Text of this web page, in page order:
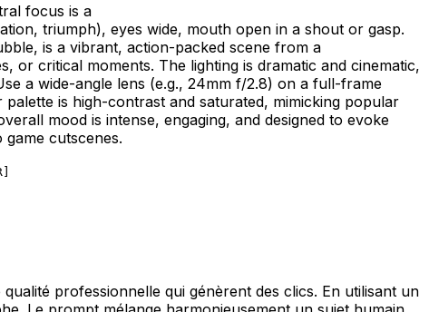
focus is a
triumph), eyes wide, mouth open in a shout or gasp.
is a vibrant, action-packed scene from a
or critical moments. The lighting is dramatic and cinematic,
a wide-angle lens (e.g., 24mm f/2.8) on a full-frame
is high-contrast and saturated, mimicking popular
mood is intense, engaging, and designed to evoke
cutscenes.
professionnelle qui génèrent des clics. En utilisant un